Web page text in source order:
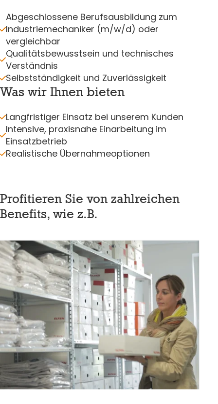
Abgeschlossene Berufsausbildung zum
Industriemechaniker (m/w/d) oder
vergleichbar
Qualitätsbewusstsein und technisches
Verständnis
Selbstständigkeit und Zuverlässigkeit
Was wir Ihnen bieten
Langfristiger Einsatz bei unserem Kunden
Intensive, praxisnahe Einarbeitung im
Einsatzbetrieb
Realistische Übernahmeoptionen
Profitieren Sie von zahlreichen
Benefits, wie z.B.